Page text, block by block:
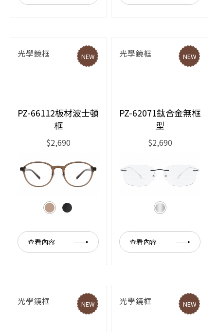
光學鏡框 NEW
PZ-66112板材波士頓
框
$2,690
查看內容
光學鏡框 NEW
PZ-62071鈦合金無框
型
$2,690
查看內容
光學鏡框 NEW 光學鏡框 NEW